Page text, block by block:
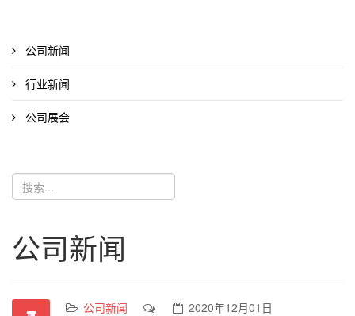
公司新闻
行业新闻
公司展会
公司新闻
公司新闻 2020年12月01日